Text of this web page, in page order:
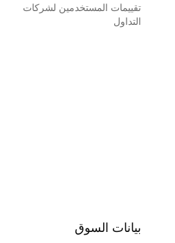
تقييمات المستخدمين لشركات
التداول
بيانات السوق